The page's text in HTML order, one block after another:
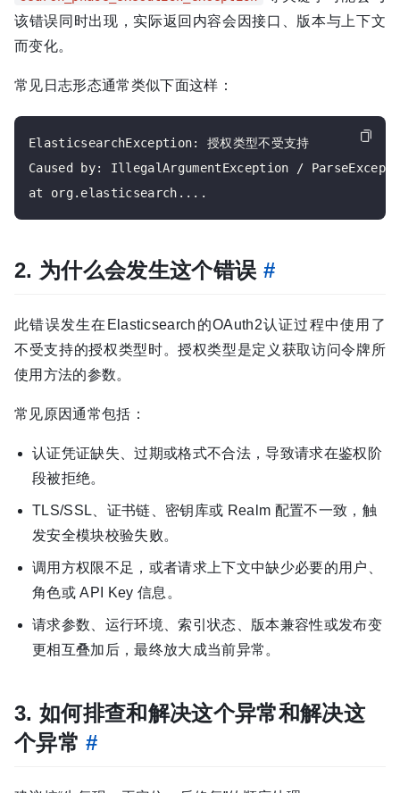
该错误同时出现，实际返回内容会因接口、版本与上下文
而变化。
常见日志形态通常类似下面这样：
ElasticsearchException: 授权类型不受支持
Caused by: IllegalArgumentException /
2. 为什么会发生这个错误 #
此错误发生在Elasticsearch的OAuth2认证过程中使用了
不受支持的授权类型时。授权类型是定义获取访问令牌所
使用方法的参数。
常见原因通常包括：
认证凭证缺失、过期或格式不合法，导致请求在鉴权阶
段被拒绝。
TLS/SSL、证书链、密钥库或 Realm 配置不一致，触
发安全模块校验失败。
调用方权限不足，或者请求上下文中缺少必要的用户、
角色或 API Key 信息。
请求参数、运行环境、索引状态、版本兼容性或发布变
更相互叠加后，最终放大成当前异常。
3. 如何排查和解决这个异常和解决这
个异常#